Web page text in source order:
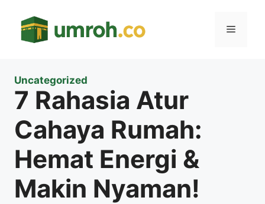
Menu
Uncategorized
7 Rahasia Atur
Cahaya Rumah:
Hemat Energi &
Makin Nyaman!